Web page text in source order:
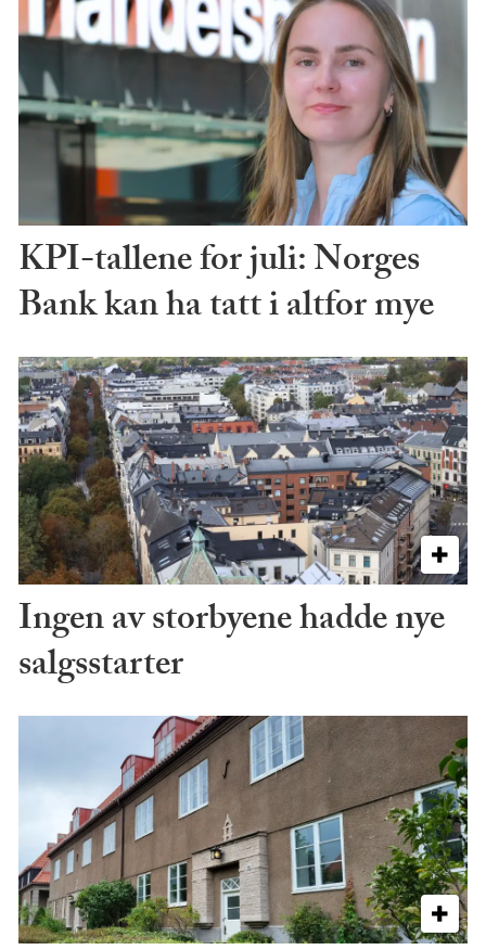
KPI-tallene for juli: Norges
Bank kan ha tatt i altfor mye
Ingen av storbyene hadde nye
salgsstarter